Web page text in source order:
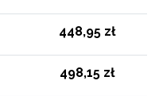
448,95 zł
498,15 zł